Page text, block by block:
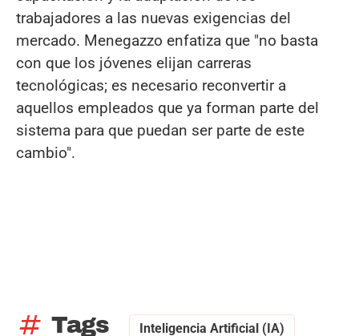
trabajadores a las nuevas exigencias del
mercado. Menegazzo enfatiza que "no basta
con que los jóvenes elijan carreras
tecnológicas; es necesario reconvertir a
aquellos empleados que ya forman parte del
sistema para que puedan ser parte de este
cambio".
tag Tags Inteligencia Artificial (IA)